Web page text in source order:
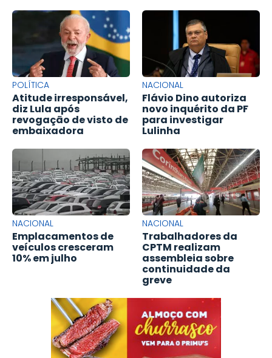
POLÍTICA
Atitude irresponsável,
diz Lula após
revogação de visto de
embaixadora
NACIONAL
Flávio Dino autoriza
novo inquérito da PF
para investigar
Lulinha
NACIONAL
Emplacamentos de
veículos cresceram
10% em julho
NACIONAL
Trabalhadores da
CPTM realizam
assembleia sobre
continuidade da
greve